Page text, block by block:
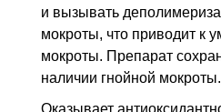
и вызывать
мокроты, что приводит к
мокроты. Препарат
наличии гнойной мокроты.
Оказывает